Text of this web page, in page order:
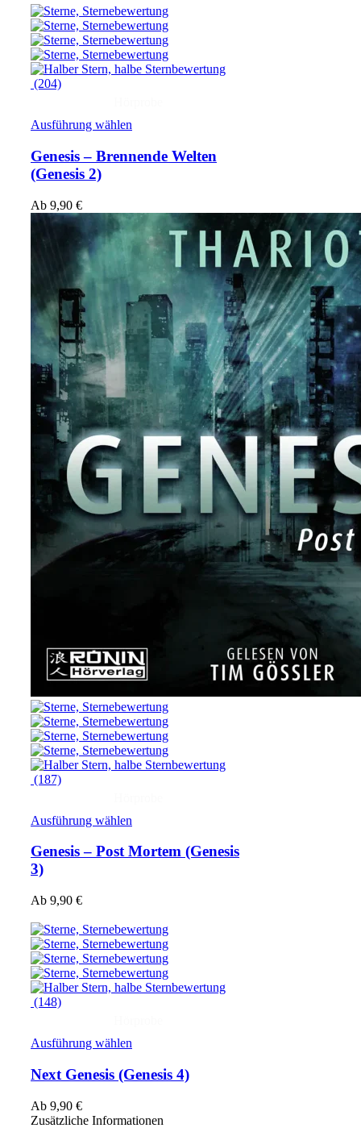
(204)
Ausführung wählen
Genesis – Brennende Welten
(Genesis 2)
Ab 9,90 €
(187)
Ausführung wählen
Genesis – Post Mortem (Genesis
3)
Ab 9,90 €
(148)
Ausführung wählen
Next Genesis (Genesis 4)
Ab 9,90 €
Zusätzliche Informationen